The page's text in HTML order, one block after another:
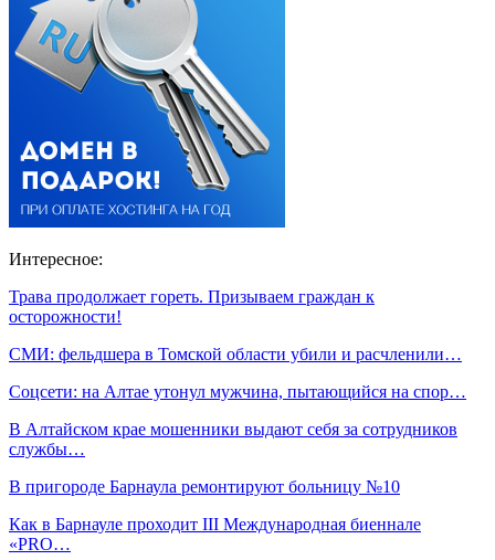
Интересное:
Трава продолжает гореть. Призываем граждан к
осторожности!
СМИ: фельдшера в Томской области убили и расчленили…
Соцсети: на Алтае утонул мужчина, пытающийся на спор…
В Алтайском крае мошенники выдают себя за сотрудников
службы…
В пригороде Барнаула ремонтируют больницу №10
Как в Барнауле проходит III Международная биеннале
«PRO…